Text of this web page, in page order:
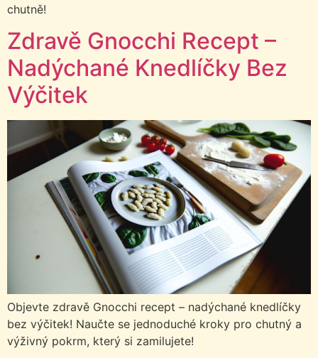
chutně!
Zdravě Gnocchi Recept –
Nadýchané Knedlíčky Bez
Výčitek
Objevte zdravě Gnocchi recept – nadýchané knedlíčky
bez výčitek! Naučte se jednoduché kroky pro chutný a
výživný pokrm, který si zamilujete!